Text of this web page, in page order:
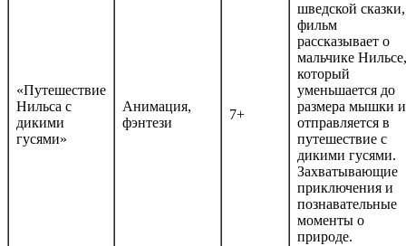
«Путешествие
Нильса с
дикими
гусями»
Анимация,
фэнтези
7+
шведской сказки,
фильм
рассказывает о
мальчике Нильсе,
который
уменьшается до
размера мышки и
отправляется в
путешествие с
дикими гусями.
Захватывающие
приключения и
познавательные
моменты о
природе.